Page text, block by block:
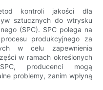
kontroli jakości dla
sztucznych do wtrysku
(SPC). SPC polega na
produkcyjnego za
w celu zapewnienia
w ramach określonych
producenci mogą
problemy, zanim wpłyną